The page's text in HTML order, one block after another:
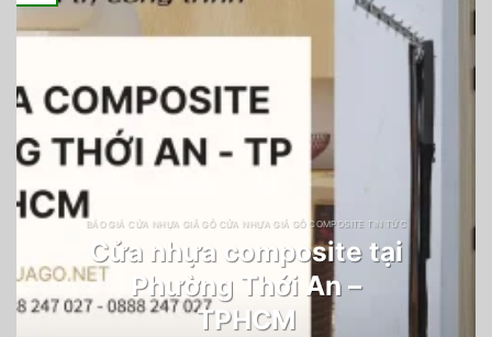
BÁO GIÁ CỬA NHỰA GIẢ GỖ CỬA NHỰA GIẢ GỖ COMPOSITE TIN TỨC
Cửa nhựa composite tại
Phường Thới An –
TPHCM